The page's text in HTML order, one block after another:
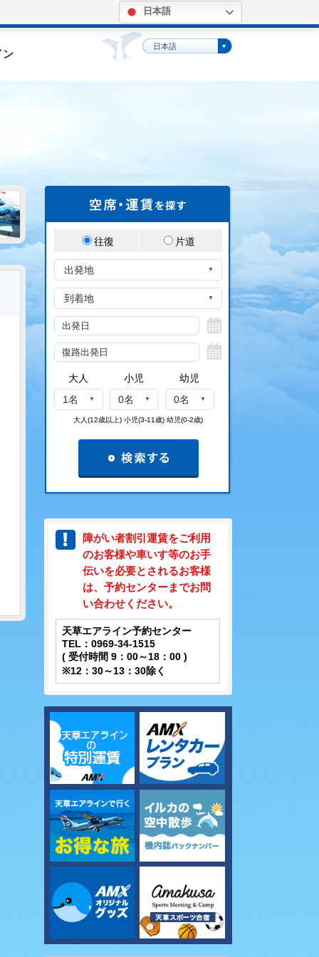
日本語
ン
日本語
往復 片道
大人 小児
幼児
1名
0名 0名
大人(12歳以上) 小児(3-11歳) 幼児(0-2歳)
障がい者割引運賃をご利用
のお客様や車いす等のお手
伝いを必要とされるお客様
は、予約センターまでお問
い合わせください。
天草エアライン予約センター
TEL：0969-34-1515
( 受付時間 9：00～18：00 )
※12：30～13：30除く